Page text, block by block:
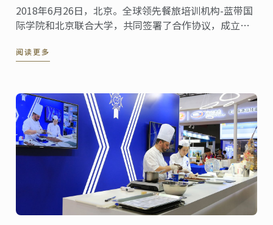
2018年6月26日，北京。全球领先餐旅培训机构-蓝带国
际学院和北京联合大学，共同签署了合作协议，成立蓝
国高校厨艺餐旅教育将促进中国餐旅行业的整体发展。
阅读更多